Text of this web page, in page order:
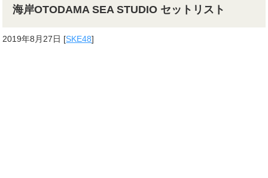
海岸OTODAMA SEA STUDIO セットリスト
2019年8月27日 [SKE48]